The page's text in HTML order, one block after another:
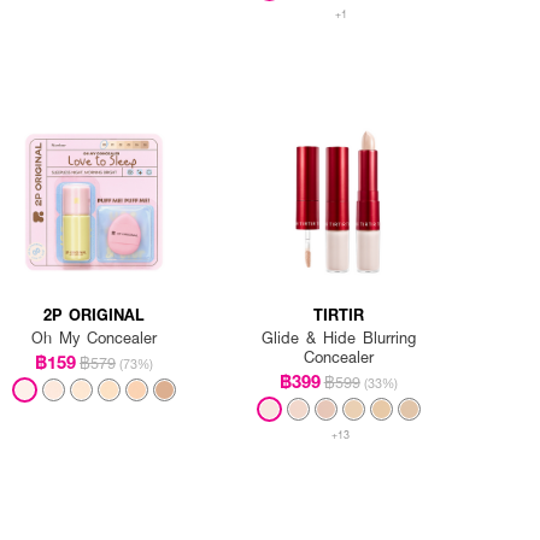
+1
2P ORIGINAL
Oh My Concealer
฿159฿579 (73%)
TIRTIR
Glide & Hide Blurring
Concealer
฿399฿599 (33%)
+13